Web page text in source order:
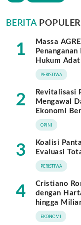
BERITA POPULER
1
Massa
Hukum
PERISTIWA
2
Revitalisasi
Mengawal
Ekonomi
OPINI
3
Koalisi
Evaluasi
PERISTIWA
4
Cristiano
dengan
hingga
EKONOMI